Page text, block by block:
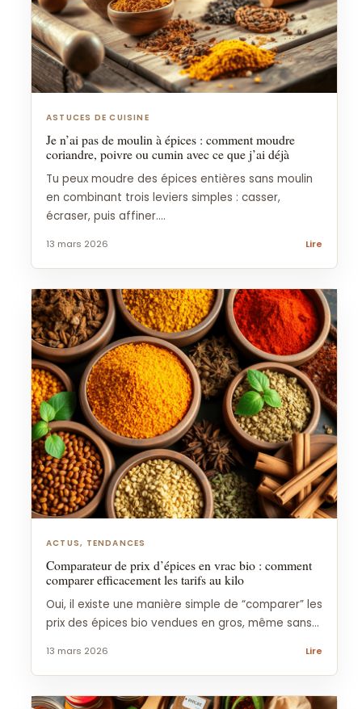
ASTUCES DE CUISINE
Je n’ai pas de moulin à épices : comment moudre
coriandre, poivre ou cumin avec ce que j’ai déjà
Tu peux moudre des épices entières sans moulin
en combinant trois leviers simples : casser,
écraser, puis affiner....
13 mars 2026 Lire
ACTUS, TENDANCES
Comparateur de prix d’épices en vrac bio : comment
comparer efficacement les tarifs au kilo
Oui, il existe une manière simple de “comparer” les
prix des épices bio vendues en gros, même sans...
13 mars 2026 Lire